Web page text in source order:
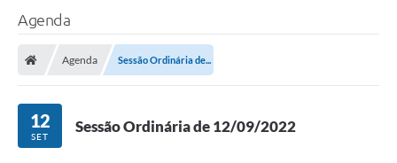
Agenda
Agenda Sessão Ordinária de...
12
SET
Sessão Ordinária de 12/09/2022